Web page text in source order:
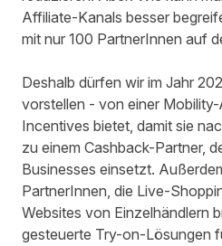
Affiliate-Kanals besser
mit nur 100 PartnerInnen auf
Deshalb dürfen wir im Jahr
vorstellen - von einer
Incentives bietet, damit sie
zu einem Cashback-Partner,
Businesses einsetzt.
PartnerInnen, die Live-
Websites von Einzelhändlern
gesteuerte Try-on-Lösungen